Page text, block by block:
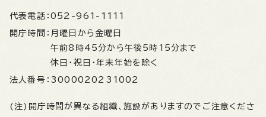
代表電話： 052-961-1111
開庁時間： 月曜日から金曜日
午前8時45分から午後5時15分まで
休日・祝日・年末年始を除く
法人番号： 3000020231002
(注)開庁時間が異なる組織、施設がありますのでご注意くださ